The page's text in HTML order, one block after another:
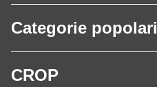
Categorie popolari
CROP